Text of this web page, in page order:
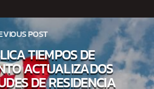
POST
TIEMPOS DE
ACTUALIZADOS
DE RESIDENCIA